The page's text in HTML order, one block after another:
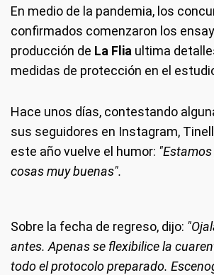
En medio de la pandemia, los
confirmados comenzaron los
producción de La Flia ultima
medidas de protección en el
Hace unos días, contestando
sus seguidores en Instagram,
este año vuelve el humor:
cosas muy buenas".
Sobre la fecha de regreso, dijo:
antes. Apenas se flexibilice la
todo el protocolo preparado.